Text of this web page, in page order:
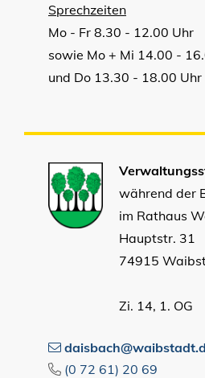
Sprechzeiten
Mo - Fr 8.30 - 12.00 Uhr
sowie Mo + Mi 14.00 -
und Do 13.30 - 18.00 Uhr
während der
im Rathaus
Hauptstr. 31
74915
Zi. 14, 1. OG
(0 72 61) 20 69